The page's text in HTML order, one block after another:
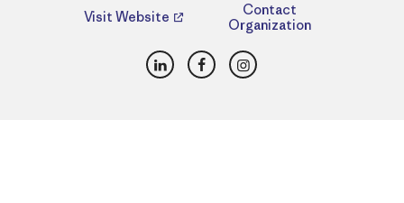
Visit Website
Contact
Organization
LinkedInFacebookInstagram